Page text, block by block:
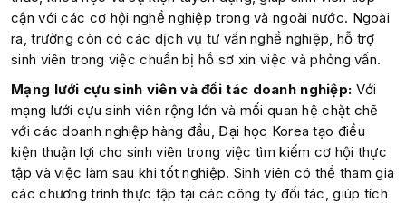
cận với các cơ hội nghề nghiệp trong và ngoài nước. Ngoài
ra, trường còn có các dịch vụ tư vấn nghề nghiệp, hỗ trợ
sinh viên trong việc chuẩn bị hồ sơ xin việc và phỏng vấn.
Mạng lưới cựu sinh viên và đối tác doanh nghiệp: Với
mạng lưới cựu sinh viên rộng lớn và mối quan hệ chặt chẽ
với các doanh nghiệp hàng đầu, Đại học Korea tạo điều
kiện thuận lợi cho sinh viên trong việc tìm kiếm cơ hội thực
tập và việc làm sau khi tốt nghiệp. Sinh viên có thể tham gia
các chương trình thực tập tại các công ty đối tác, giúp tích